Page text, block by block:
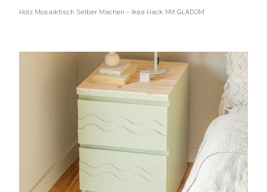
Holz Mosaiktisch Selber Machen – Ikea Hack Mit GLADOM